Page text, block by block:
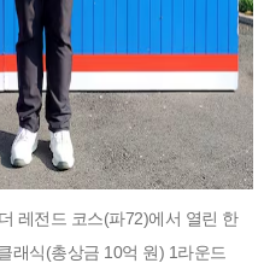
레전드 코스(파72)에서 열린 한
래식(총상금 10억 원) 1라운드